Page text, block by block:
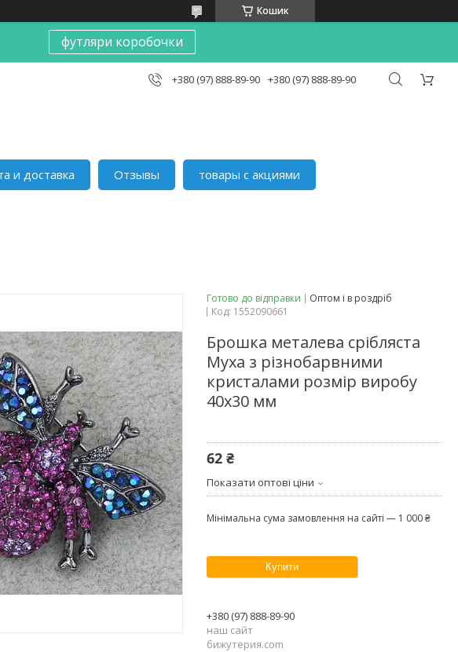
Кошик
футляри коробочки
+380 (97) 888-89-90 +380 (97) 888-89-90
и доставка Отзывы товары с акциями
Готово до відправки
Оптом і в роздріб
Код: 1552090661
Брошка металева срібляста
Муха з різнобарвними
кристалами розмір виробу
40х30 мм
62 ₴
Показати оптові ціни
Мінімальна сума замовлення на сайті — 1 000 ₴
Купити
+380 (97) 888-89-90
наш сайт
бижутерия.com